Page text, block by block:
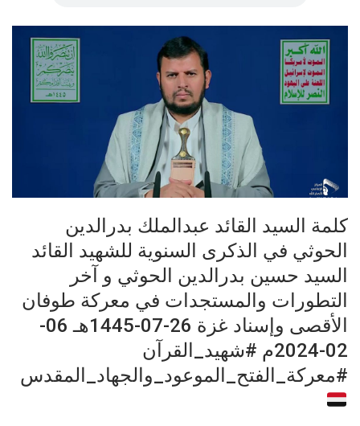
كلمة السيد القائد عبدالملك بدرالدين
الحوثي في الذكرى السنوية للشهيد القائد
السيد حسين بدرالدين الحوثي و آخر
التطورات والمستجدات في معركة طوفان
الأقصى وإسناد غزة 26-07-1445هـ 06-
02-2024م #شهيد_القرآن
#معركة_الفتح_الموعود_والجهاد_المقدس